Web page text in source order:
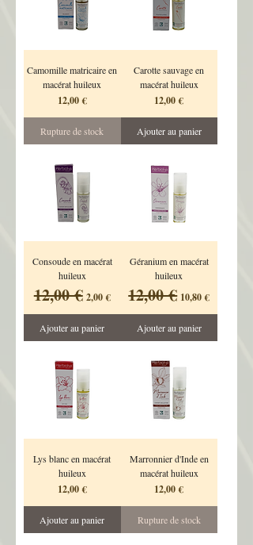
Camomille matricaire en
macérat huileux
Prix
12,00 €
Rupture de stock
Carotte sauvage en
macérat huileux
Prix
12,00 €
Ajouter au panier
Consoude en macérat
huileux
Prix original
12,00 € Prix promotionnel
2,00 €
Ajouter au panier
Géranium en macérat
huileux
Prix original
12,00 € Prix promotionnel
10,80 €
Ajouter au panier
Lys blanc en macérat
huileux
Prix
12,00 €
Ajouter au panier
Marronnier d'Inde en
macérat huileux
Prix
12,00 €
Rupture de stock